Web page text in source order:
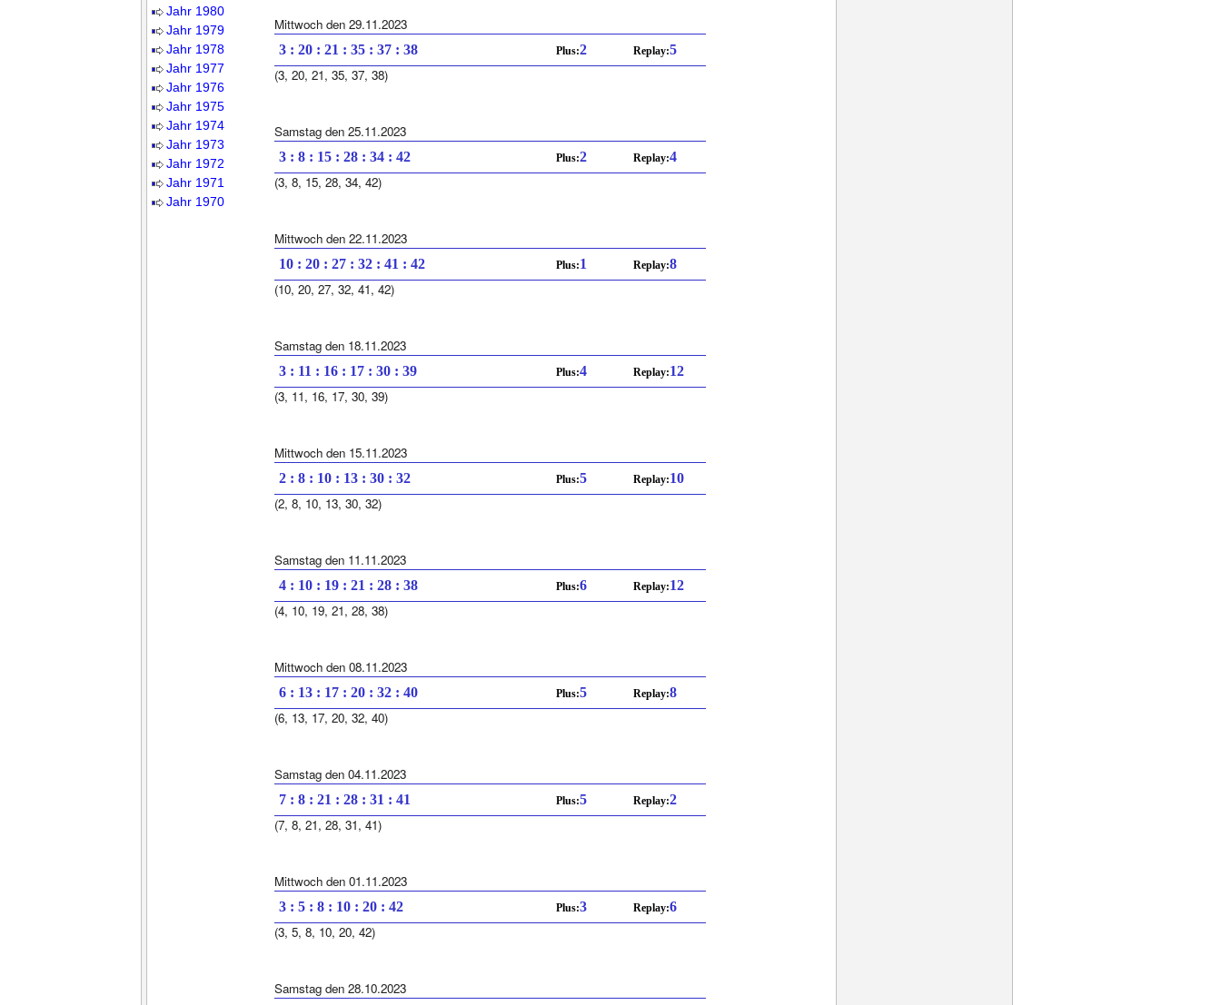
Jahr 1980
Jahr 1979
Jahr 1978
Jahr 1977
Jahr 1976
Jahr 1975
Jahr 1974
Jahr 1973
Jahr 1972
Jahr 1971
Jahr 1970
Mittwoch den 29.11.2023
3 : 20 : 21 : 35 : 37 : 38 Plus:2 Replay:5
(3, 20, 21, 35, 37, 38)
Samstag den 25.11.2023
3 : 8 : 15 : 28 : 34 : 42 Plus:2 Replay:4
(3, 8, 15, 28, 34, 42)
Mittwoch den 22.11.2023
10 : 20 : 27 : 32 : 41 : 42 Plus:1 Replay:8
(10, 20, 27, 32, 41, 42)
Samstag den 18.11.2023
3 : 11 : 16 : 17 : 30 : 39 Plus:4 Replay:12
(3, 11, 16, 17, 30, 39)
Mittwoch den 15.11.2023
2 : 8 : 10 : 13 : 30 : 32 Plus:5 Replay:10
(2, 8, 10, 13, 30, 32)
Samstag den 11.11.2023
4 : 10 : 19 : 21 : 28 : 38 Plus:6 Replay:12
(4, 10, 19, 21, 28, 38)
Mittwoch den 08.11.2023
6 : 13 : 17 : 20 : 32 : 40 Plus:5 Replay:8
(6, 13, 17, 20, 32, 40)
Samstag den 04.11.2023
7 : 8 : 21 : 28 : 31 : 41 Plus:5 Replay:2
(7, 8, 21, 28, 31, 41)
Mittwoch den 01.11.2023
3 : 5 : 8 : 10 : 20 : 42 Plus:3 Replay:6
(3, 5, 8, 10, 20, 42)
Samstag den 28.10.2023